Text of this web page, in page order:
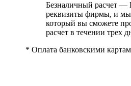
Безналичный расчет —
реквизиты фирмы, и мы
который вы сможете
расчет в течении трех
* Оплата банковскими